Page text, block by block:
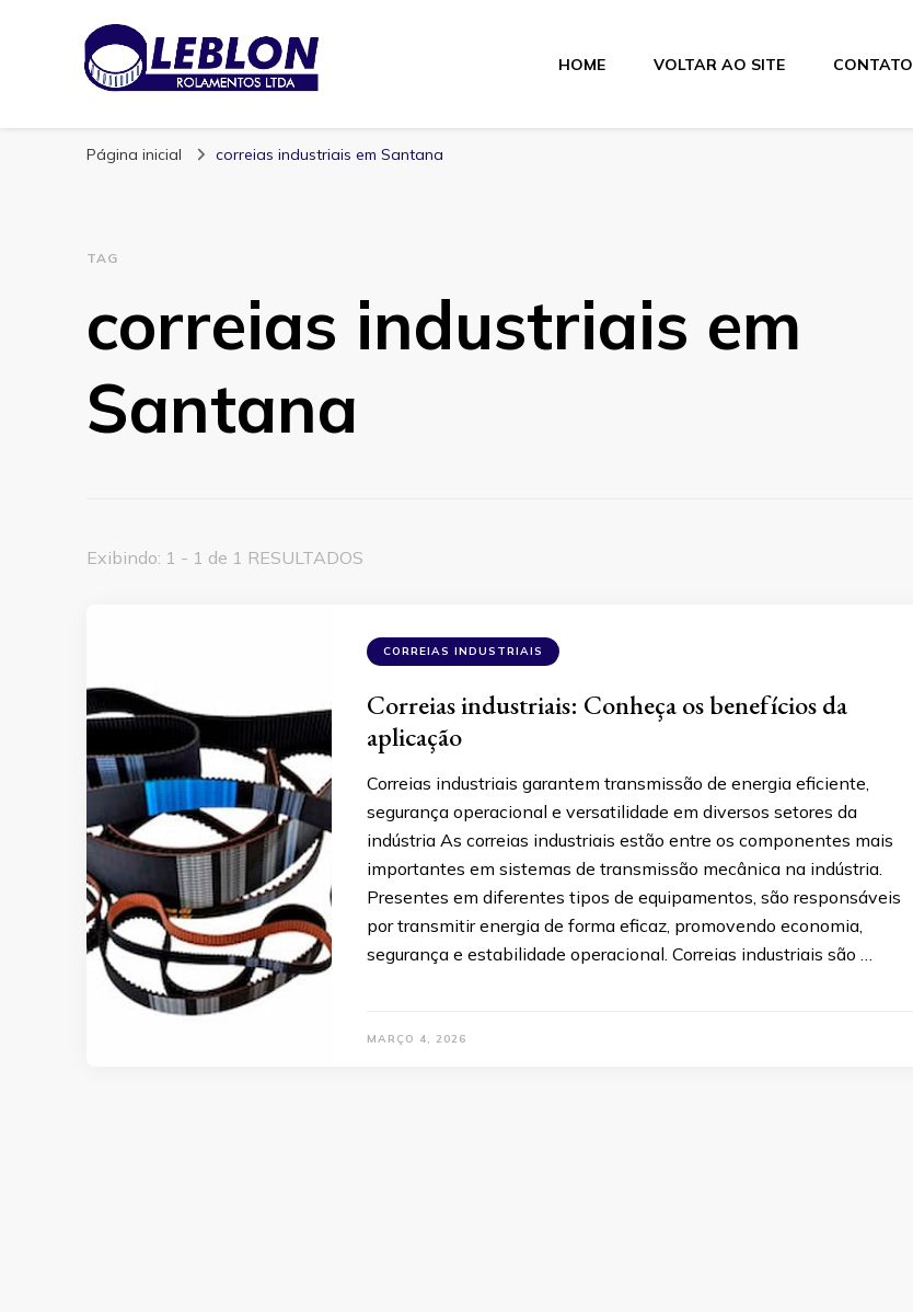
Blog | Leblon Rolamentos
HOME VOLTAR AO SITE CONTATO
Página inicial correias industriais em Santana
TAG
correias industriais em
Santana
Exibindo: 1 - 1 de 1 RESULTADOS
CORREIAS INDUSTRIAIS
Correias industriais: Conheça os benefícios da
aplicação
Correias industriais garantem transmissão de energia eficiente,
segurança operacional e versatilidade em diversos setores da
indústria As correias industriais estão entre os componentes mais
importantes em sistemas de transmissão mecânica na indústria.
Presentes em diferentes tipos de equipamentos, são responsáveis
por transmitir energia de forma eficaz, promovendo economia,
segurança e estabilidade operacional. Correias industriais são …
MARÇO 4, 2026